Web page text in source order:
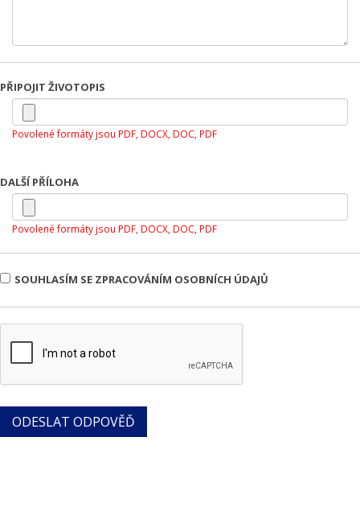
PŘIPOJIT ŽIVOTOPIS
Povolené formáty jsou PDF, DOCX, DOC, PDF
DALŠÍ PŘÍLOHA
Povolené formáty jsou PDF, DOCX, DOC, PDF
SOUHLASÍM SE ZPRACOVÁNÍM OSOBNÍCH ÚDAJŮ